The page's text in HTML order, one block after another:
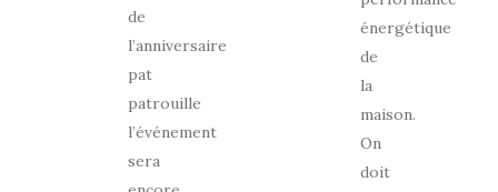
de
l’anniversaire
pat
patrouille
l’événement
sera
énergétique
de
la
maison.
On
doit